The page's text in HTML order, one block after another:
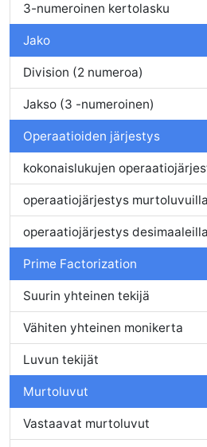
3-numeroinen kertolasku
Jako
Division (2 numeroa)
Jakso (3 -numeroinen)
Operaatioiden järjestys
kokonaislukujen
operaatiojärjestys murtoluvuilla
operaatiojärjestys desimaaleilla
Prime Factorization
Suurin yhteinen tekijä
Vähiten yhteinen monikerta
Luvun tekijät
Murtoluvut
Vastaavat murtoluvut